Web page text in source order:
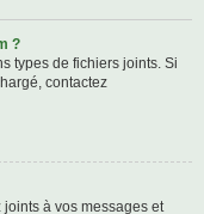
?
types de fichiers joints. Si
contactez
à vos messages et